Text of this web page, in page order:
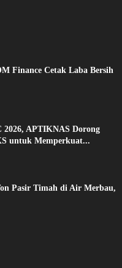
Finance Cetak Laba Bersih
2026, APTIKNAS Dorong
untuk Memperkuat...
Pasir Timah di Air Merbau,